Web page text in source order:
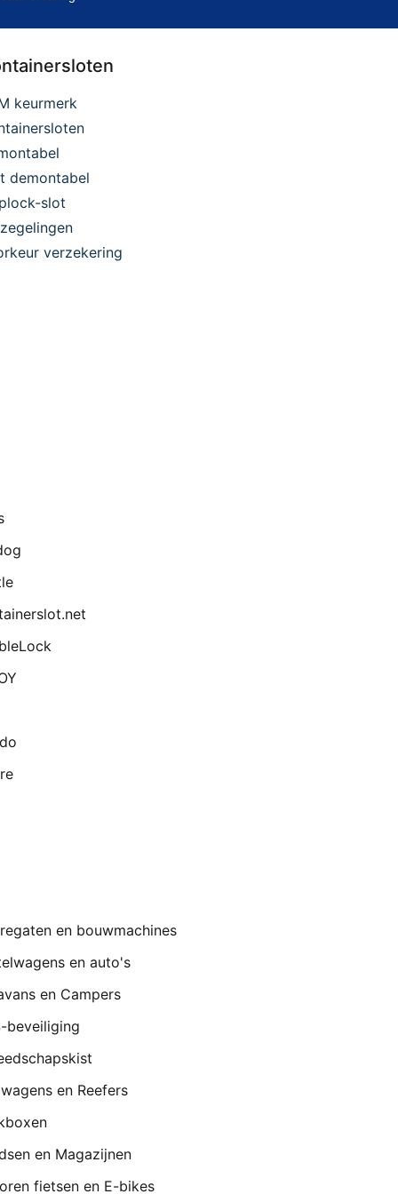
keurmerk
demontabel
slot
verzekering
en bouwmachines
en auto's
en Campers
beveiliging
en Reefers
en Magazijnen
fietsen en E-bikes